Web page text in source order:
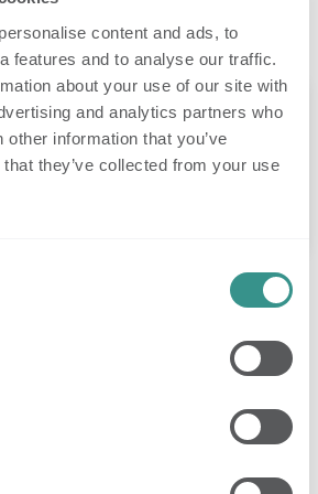
content and ads, to
features and to analyse our traffic.
about your use of our site with
and analytics partners who
information that you’ve
they’ve collected from your use
de accountinstellingen.
van de bewoner-wizard
focus van wooneenheden naar
waardoor alle instellingen nu